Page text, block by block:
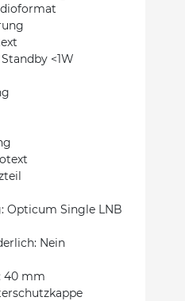
<1W
Opticum Single LNB
Nein
40 mm